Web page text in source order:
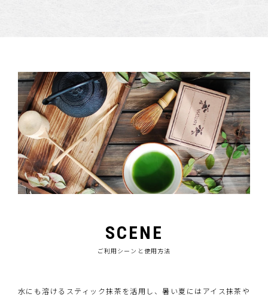
SCENE
ご利用シーンと使用方法
水にも溶けるスティック抹茶を活用し、暑い夏にはアイス抹茶や